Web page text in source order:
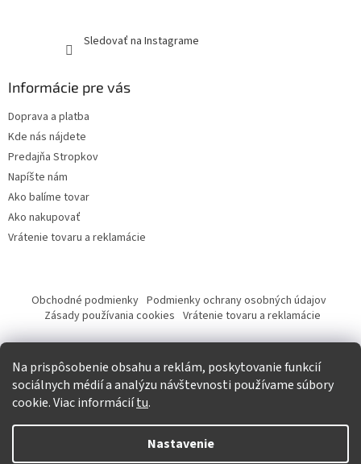
Na prispôsobenie obsahu a reklám, poskytovanie funkcií
sociálnych médií a analýzu návštevnosti používame súbory
cookie. Viac informáciítu.
Nastavenie
Sledovať na Instagrame
Informácie pre vás
Doprava a platba
Kde nás nájdete
Predajňa Stropkov
Napíšte nám
Ako balíme tovar
Ako nakupovať
Vrátenie tovaru a reklamácie
Obchodné podmienky Podmienky ochrany osobných údajov
Zásady používania cookies Vrátenie tovaru a reklamácie
Tvorba eshopu a SEO optimalizácia